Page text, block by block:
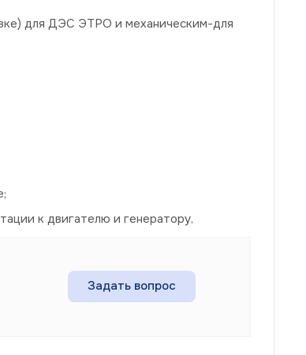
для ДЭС ЭТРО и механическим-для
к двигателю и генератору,
Задать вопрос